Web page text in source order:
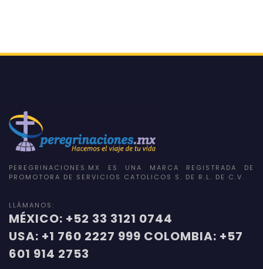
PEREGRINACIONES.MX ES UNA MARCA REGISTRADA DE
PROMOTORA DE SERVICIOS CATOLICOS S. DE R.L. DE C.V.
LLÁMANOS:
MÉXICO: +52 33 3121 0744
USA: +1 760 2227 999 COLOMBIA: +57
601 914 2753